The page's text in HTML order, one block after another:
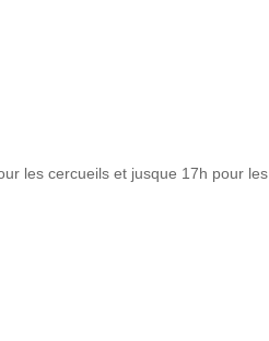
les cercueils et jusque 17h pour les